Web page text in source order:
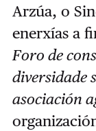
Arzúa, o
enerxías a
Foro de
diversidade
asociación